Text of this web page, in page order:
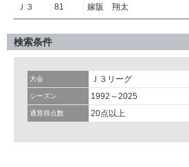
Ｊ３ 81 嫁阪 翔太
検索条件
大会 Ｊ３リーグ
シーズン 1992～2025
通算得点数 20点以上